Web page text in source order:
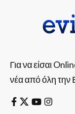
Για να είσαι
νέα από όλη την